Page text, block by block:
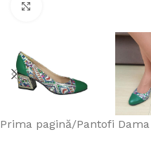
Prima pagină/Pantofi Dama